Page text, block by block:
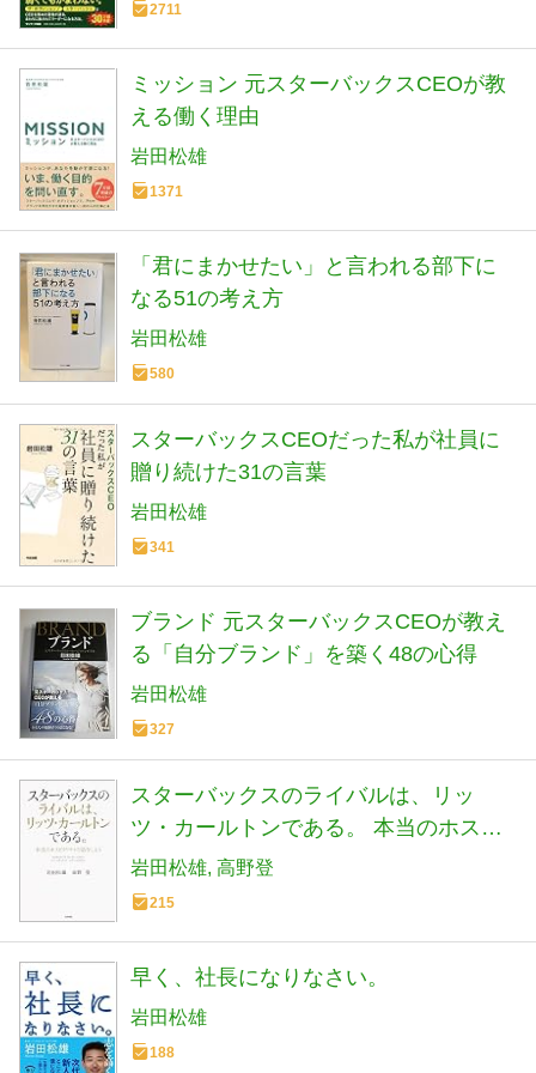
2711
ミッション 元スターバックスCEOが教
える働く理由
岩田松雄
1371
「君にまかせたい」と言われる部下に
なる51の考え方
岩田松雄
580
スターバックスCEОだった私が社員に
贈り続けた31の言葉
岩田松雄
341
ブランド 元スターバックスCEOが教え
る「自分ブランド」を築く48の心得
岩田松雄
327
スターバックスのライバルは、リッ
ツ・カールトンである。 本当のホスピ
タリティの話をしよう (ノンフィクショ
ン単行本)
岩田松雄 高野登
215
早く、社長になりなさい。
岩田松雄
188